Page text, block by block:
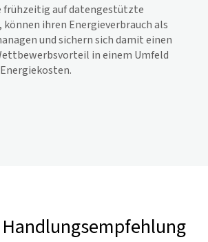
frühzeitig auf datengestützte
ihren Energieverbrauch als
und sichern sich damit einen
in einem Umfeld